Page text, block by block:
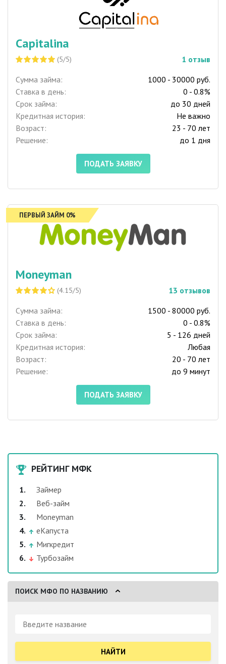
Capitalina
(5/5) 1 отзыв
Сумма займа:
1000 - 30000 руб.
Ставка в день:
0 - 0.8%
Срок займа:
до 30 дней
Кредитная история:
Не важно
Возраст:
23 - 70 лет
Решение:
до 1 дня
ПОДАТЬ ЗАЯВКУ
ПЕРВЫЙ ЗАЙМ 0%
Moneyman
(4.15/5) 13 отзывов
Сумма займа:
1500 - 80000 руб.
Ставка в день:
0 - 0.8%
Срок займа:
5 - 126 дней
Кредитная история:
Любая
Возраст:
20 - 70 лет
Решение:
до 9 минут
ПОДАТЬ ЗАЯВКУ
РЕЙТИНГ МФК
Займер
Веб-займ
Moneyman
еКапуста
Мигкредит
Турбозайм
ПОИСК МФО ПО НАЗВАНИЮ
Поиск: